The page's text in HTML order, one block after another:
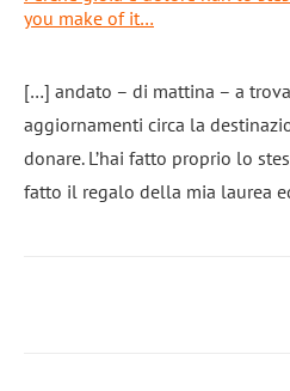
you make of it…
[…] andato – di mattina – a
aggiornamenti circa la
donare. L’hai fatto proprio lo
fatto il regalo della mia laurea